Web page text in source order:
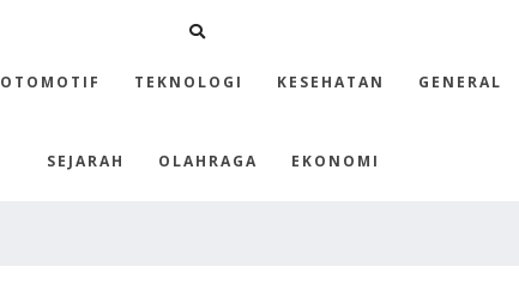
OTOMOTIF TEKNOLOGI KESEHATAN GENERAL
SEJARAH OLAHRAGA EKONOMI